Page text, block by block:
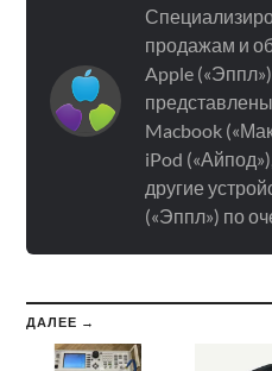
продажам и
Apple
Macbook
iPod
другие
(«Эппл») по
ДАЛЕЕ →